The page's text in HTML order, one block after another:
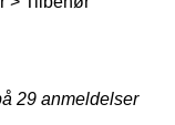
29 anmeldelser